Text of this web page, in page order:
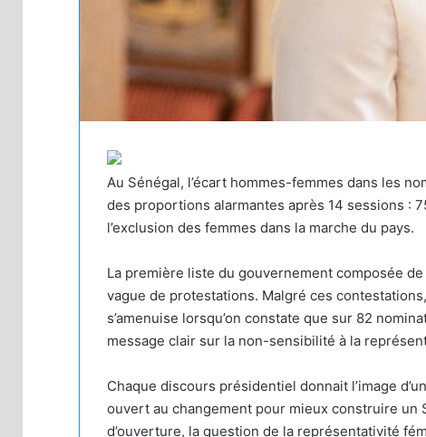
Au Sénégal, l’écart hommes-femmes dans les
des proportions alarmantes après 14 sessions :
l’exclusion des femmes dans la marche du pays.
La première liste du gouvernement composée
vague de protestations. Malgré ces
s’amenuise lorsqu’on constate que sur 82
message clair sur la non-sensibilité à la
Chaque discours présidentiel donnait l’image
ouvert au changement pour mieux construire
d’ouverture, la question de la représentativité